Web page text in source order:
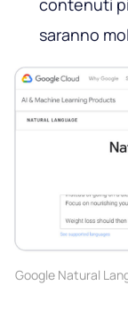
contenuti
saranno
Google Natural